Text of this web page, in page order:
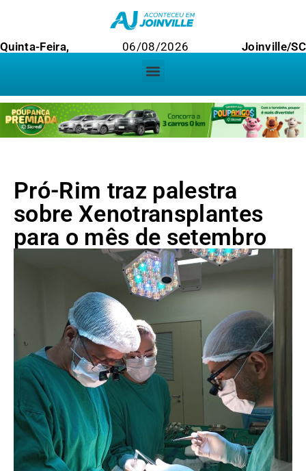
Quinta-Feira, 06/08/2026 Joinville/SC
Pró-Rim traz palestra
sobre Xenotransplantes
para o mês de setembro